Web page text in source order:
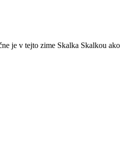
je v tejto zime Skalka Skalkou ako